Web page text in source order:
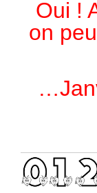
Oui !
on